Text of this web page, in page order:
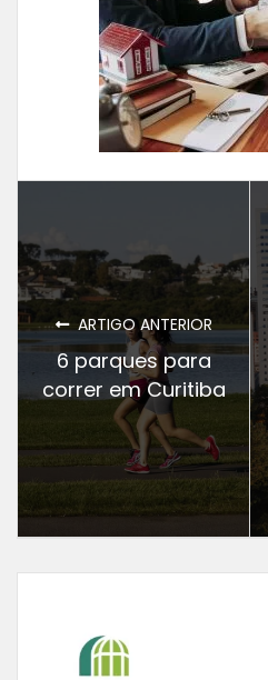
ARTIGO ANTERIOR
6 parques para
correr em Curitiba